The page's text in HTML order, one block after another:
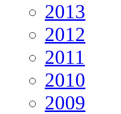
2013
2012
2011
2010
2009